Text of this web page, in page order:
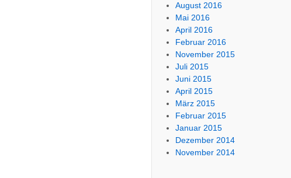
August 2016
Mai 2016
April 2016
Februar 2016
November 2015
Juli 2015
Juni 2015
April 2015
März 2015
Februar 2015
Januar 2015
Dezember 2014
November 2014